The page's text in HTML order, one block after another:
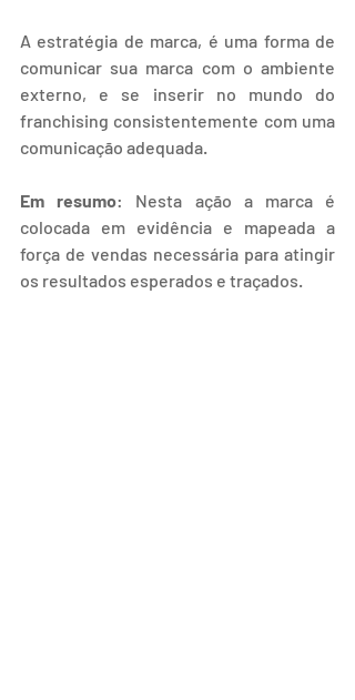
A estratégia de marca, é uma forma de
comunicar sua marca com o ambiente
externo, e se inserir no mundo do
franchising consistentemente com uma
comunicação adequada.
Em resumo: Nesta ação a marca é
colocada em evidência e mapeada a
força de vendas necessária para atingir
os resultados esperados e traçados.